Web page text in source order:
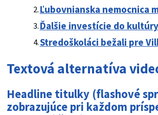
Ľubovnianska nemocnica
Ďalšie investície do kultúry
Stredoškoláci bežali pre
Textová alternatíva
Headline titulky (flashové
zobrazujúce pri každom